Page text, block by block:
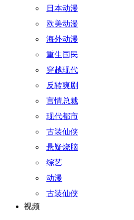
日本动漫
欧美动漫
海外动漫
重生国民
穿越现代
反转爽剧
言情总裁
现代都市
古装仙侠
悬疑烧脑
综艺
动漫
古装仙侠
视频